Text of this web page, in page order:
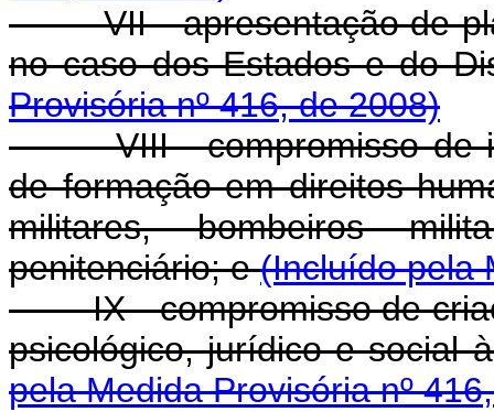
VII - apresentação de
no caso dos Estados e do
Provisória nº 416, de 2008)
VIII - compromisso de
de formação em direitos
militares, bombeiros
penitenciário; e(Incluído pela
IX - compromisso de
psicológico, jurídico e social
pela Medida Provisória nº